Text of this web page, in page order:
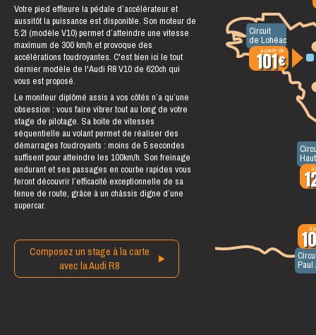
Votre pied effleure la pédale d’accélérateur et
aussitôt la puissance est disponible. Son moteur de
5.2l (modèle V10) permet d’atteindre une vitesse
maximum de 300 km/h et provoque des
accélérations foudroyantes. C'est bien ici le tout
dernier modèle de l'Audi R8 V10 de 620ch qui
vous est proposé.
Le moniteur diplômé assis à vos côtés n’a qu’une
obsession : vous faire vibrer tout au long de votre
stage de pilotage. Sa boite de vitesses
séquentielle au volant permet de réaliser des
démarrages foudroyants : moins de 5 secondes
suffisent pour atteindre les 100km/h. Son freinage
endurant et ses passages en courbe rapides vous
feront découvrir l’efficacité exceptionnelle de sa
tenue de route, grâce à un châssis digne d’une
supercar.
Composez un stage à la carte
avec la Audi R8
Circuit
de Lohéac
à partir de
101
à
à